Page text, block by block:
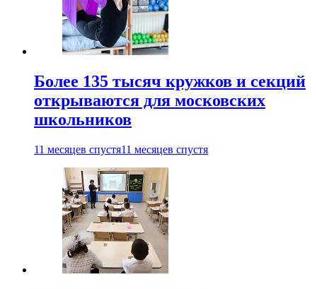
Более 135 тысяч кружков и секций
открываются для московских
школьников
11 месяцев спустя11 месяцев спустя